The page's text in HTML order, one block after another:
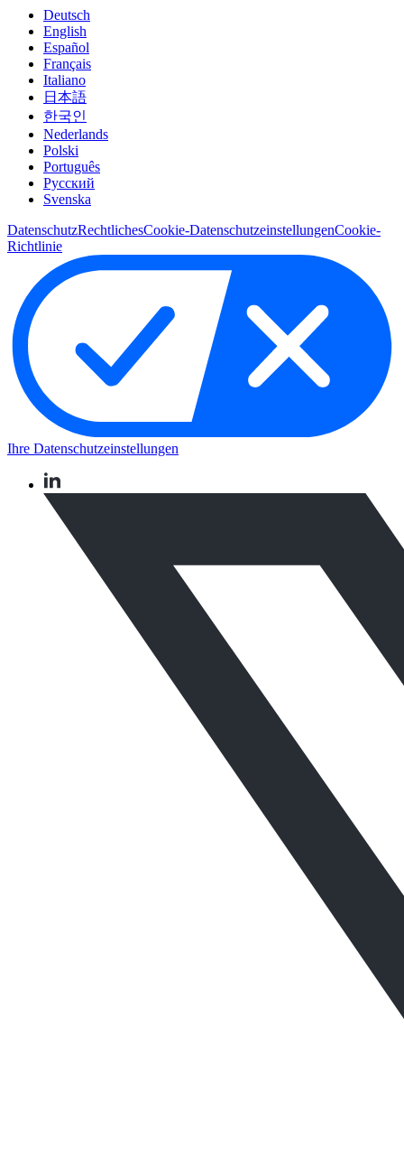
Deutsch
English
Español
Français
Italiano
日本語
한국인
Nederlands
Polski
Português
Pусский
Svenska
DatenschutzRechtlichesCookie-DatenschutzeinstellungenCookie-
Richtlinie
Ihre Datenschutzeinstellungen